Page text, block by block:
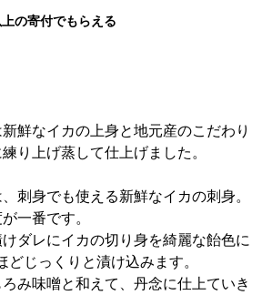
上の寄付でもらえる
鮮なイカの上身と地元産のこだわり
り上げ蒸して仕上げました。
刺身でも使える新鮮なイカの刺身。
一番です。
ダレにイカの切り身を綺麗な飴色に
どじっくりと漬け込みます。
み味噌と和えて、丹念に仕上ていき